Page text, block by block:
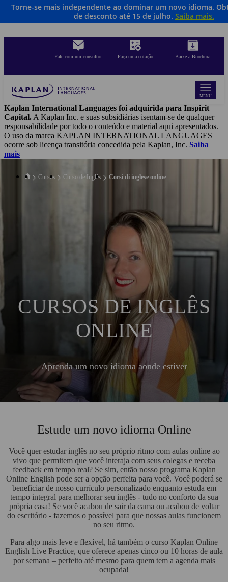
Skip
content
Fale com um consultor Faça uma cotação Baixe a Brochura
MENU
Kaplan International Languages foi adquirida para Inspirit
Capital. A Kaplan Inc. e suas subsidiárias isentam-se de qualquer
responsabilidade por todo o conteúdo e material aqui apresentados.
O uso da marca KAPLAN INTERNATIONAL LANGUAGES
ocorre sob licença transitória concedida pela Kaplan, Inc. Saiba
mais
Torne-se mais independente ao dominar um novo idioma.
de desconto até 15 de julho. Saiba mais.
Cursos Curso de Inglês Corsi di inglese online
CURSOS DE INGLÊS
ONLINE
Aprenda um novo idioma aonde estiver
Estude um novo idioma Online
Você quer estudar inglês no seu próprio ritmo com aulas online ao
vivo que permitem que você interaja com seus colegas e receba
feedback em tempo real? Se sim, então nosso programa Kaplan
Online English pode ser a opção perfeita para você. Você poderá se
beneficiar de nosso currículo personalizado enquanto estuda em
tempo integral para melhorar seu inglês - tudo no conforto da sua
própria casa! Se você acabou de sair da cama ou acabou de voltar
do escritório - fazemos o possível para que nossas aulas funcionem
no seu ritmo.
Para algo mais leve e flexível, há também o curso Kaplan Online
English Live Practice, que oferece apenas cinco ou 10 horas de aula
por semana – perfeito até mesmo para quem tem a agenda mais
ocupada!